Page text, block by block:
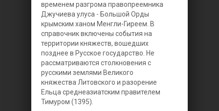
временем разгрома правопреемника
Джучиева улуса - Большой Орды
крымским ханом Менгли-Гиреем. В
справочник включены события на
территории княжеств, вошедших
позднее в Русское государство. Не
рассматриваются столкновения с
русскими землями Великого
княжества Литовского и разорение
Ельца среднеазиатским правителем
Тимуром (1395).